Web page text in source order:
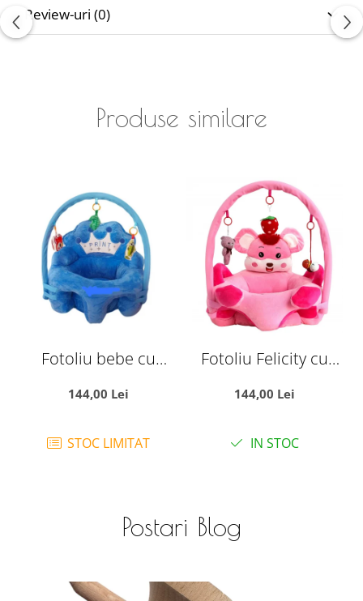
Review-uri (0)
Produse similare
Fotoliu bebe cu
Printul bleu, din plus
144,00 Lei
STOC LIMITAT
Fotoliu Felicity cu
laterale - Soricel Roz
144,00 Lei
IN STOC
Postari Blog